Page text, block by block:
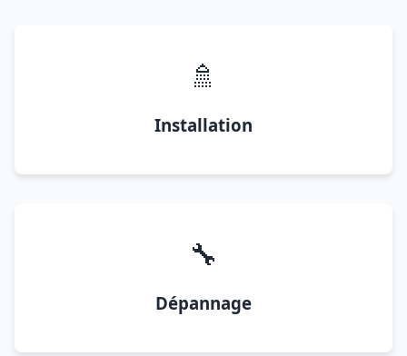
🚿
Installation
🔧
Dépannage